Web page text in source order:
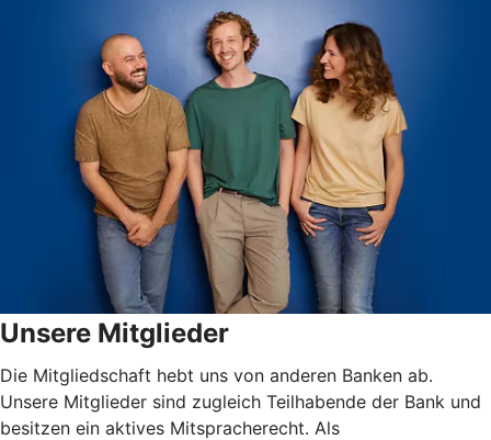
Unsere Mitglieder
Die Mitgliedschaft hebt uns von anderen Banken ab.
Unsere Mitglieder sind zugleich Teilhabende der Bank und
besitzen ein aktives Mitspracherecht. Als